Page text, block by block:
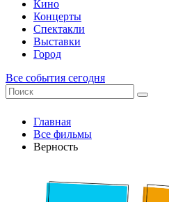
Кино
Концерты
Спектакли
Выставки
Город
Все события сегодня
Главная
Все фильмы
Верность